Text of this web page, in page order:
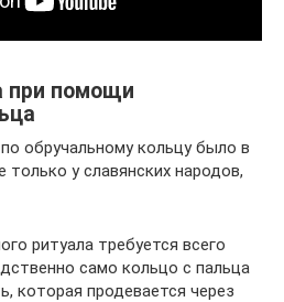
при помощи
обручальному кольцу было в
только у славянских народов,
ритуала требуется всего
само кольцо с пальца
которая продевается через